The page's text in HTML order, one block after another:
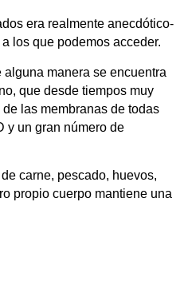
era realmente anecdótico-
los que podemos acceder.
manera se encuentra
que desde tiempos muy
las membranas de todas
y un gran número de
carne, pescado, huevos,
propio cuerpo mantiene una